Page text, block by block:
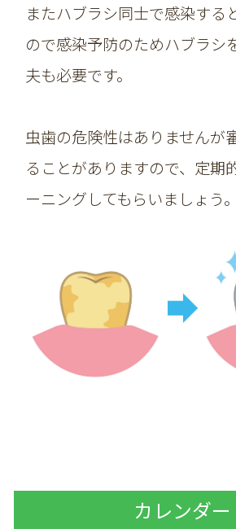
またハブラシ同士で感染する
ので感染予防のためハブラシ
夫も必要です。
虫歯の危険性はありませんが
ることがありますので、定期
ーニングしてもらいましょう。
カレンダー